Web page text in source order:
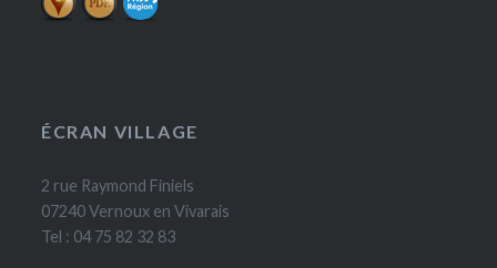
ÉCRAN VILLAGE
2 rue Raymond Finiels
07240 Vernoux en Vivarais
Tel : 04 75 82 32 83